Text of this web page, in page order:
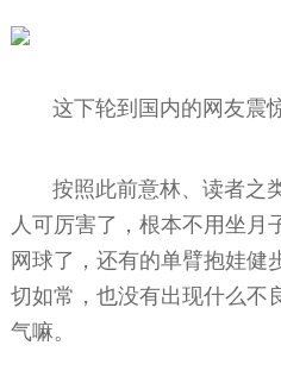
这下轮到国内的网友震惊
按照此前意林、读者之
人可厉害了，根本不用坐月
网球了，还有的单臂抱娃健
切如常，也没有出现什么不
气嘛。